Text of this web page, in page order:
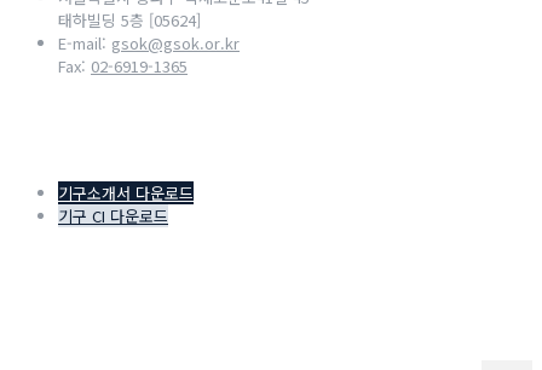
태하빌딩 5층 [05624]
E-mail: gsok@gsok.or.kr
Fax: 02-6919-1365
기구소개서 다운로드
기구 CI 다운로드